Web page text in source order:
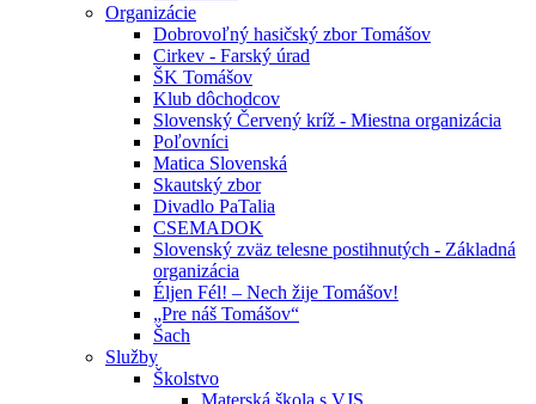
Organizácie
Dobrovoľný hasičský zbor Tomášov
Cirkev - Farský úrad
ŠK Tomášov
Klub dôchodcov
Slovenský Červený kríž - Miestna organizácia
Poľovníci
Matica Slovenská
Skautský zbor
Divadlo PaTalia
CSEMADOK
Slovenský zväz telesne postihnutých - Základná
organizácia
Éljen Fél! – Nech žije Tomášov!
„Pre náš Tomášov“
Šach
Služby
Školstvo
Materská škola s VJS